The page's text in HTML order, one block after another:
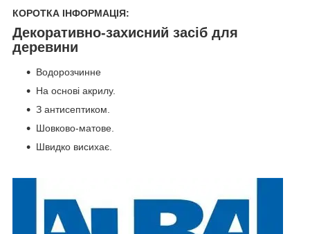
КОРОТКА ІНФОРМАЦІЯ:
Декоративно-захисний засіб для
деревини
Водорозчинне
На основі акрилу.
З антисептиком.
Шовково-матове.
Швидко висихає.